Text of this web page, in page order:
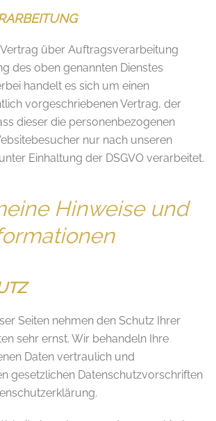
über Auftragsverarbeitung
des oben genannten Dienstes
handelt es sich um einen
vorgeschriebenen Vertrag, der
dieser die personenbezogenen
nur nach unseren
Einhaltung der DSGVO verarbeitet.
Hinweise und
Seiten nehmen den Schutz Ihrer
sehr ernst. Wir behandeln Ihre
Daten vertraulich und
gesetzlichen Datenschutzvorschriften